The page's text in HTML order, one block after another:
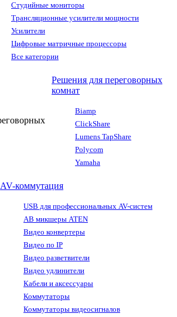
Студийные мониторы
Трансляционные усилители мощности
Усилители
Цифровые матричные процессоры
Все категории
Решения для переговорных
комнат
Biamp
ClickShare
Lumens TapShare
Polycom
Yamaha
AV-коммутация
USB для профессиональных AV-систем
АВ микшеры ATEN
Видео конвертеры
Видео по IP
Видео разветвители
Видео удлинители
Кабели и аксессуары
Коммутаторы
Коммутаторы видеосигналов